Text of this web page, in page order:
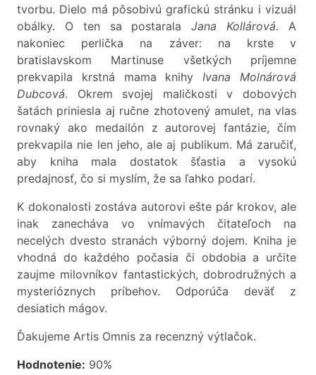
tvorbu. Dielo má pôsobivú grafickú stránku i vizuál
obálky. O ten sa postaralaJana Kollárová. A
nakoniec perlička na záver: na krste v
bratislavskom Martinuse všetkých príjemne
prekvapila krstná mama knihy Ivana Molnárová
Dubcová. Okrem svojej maličkosti v dobových
šatách priniesla aj ručne zhotovený amulet, na vlas
rovnaký ako medailón z autorovej fantázie, čím
prekvapila nie len jeho, ale aj publikum. Má zaručiť,
aby kniha mala dostatok šťastia a vysokú
predajnosť, čo si myslím, že sa ľahko podarí.
K dokonalosti zostáva autorovi ešte pár krokov, ale
inak zanecháva vo vnímavých čitateľoch na
necelých dvesto stranách výborný dojem. Kniha je
vhodná do každého počasia či obdobia a určite
zaujme milovníkov fantastických, dobrodružných a
mysterióznych príbehov. Odporúča deväť z
desiatich mágov.
Ďakujeme Artis Omnis za recenzný výtlačok.
Hodnotenie: 90%